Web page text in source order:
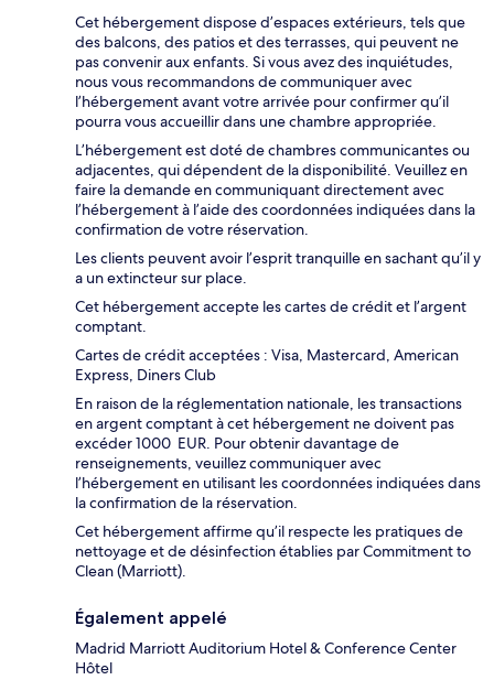
Cet hébergement dispose d’espaces extérieurs, tels que
des balcons, des patios et des terrasses, qui peuvent ne
pas convenir aux enfants. Si vous avez des inquiétudes,
nous vous recommandons de communiquer avec
l’hébergement avant votre arrivée pour confirmer qu’il
pourra vous accueillir dans une chambre appropriée.
L’hébergement est doté de chambres communicantes ou
adjacentes, qui dépendent de la disponibilité. Veuillez en
faire la demande en communiquant directement avec
l’hébergement à l’aide des coordonnées indiquées dans la
confirmation de votre réservation.
Les clients peuvent avoir l’esprit tranquille en sachant qu’il y
a un extincteur sur place.
Cet hébergement accepte les cartes de crédit et l’argent
comptant.
Cartes de crédit acceptées : Visa, Mastercard, American
Express, Diners Club
En raison de la réglementation nationale, les transactions
en argent comptant à cet hébergement ne doivent pas
excéder 1000 EUR. Pour obtenir davantage de
renseignements, veuillez communiquer avec
l’hébergement en utilisant les coordonnées indiquées dans
la confirmation de la réservation.
Cet hébergement affirme qu’il respecte les pratiques de
nettoyage et de désinfection établies par Commitment to
Clean (Marriott).
Également appelé
Madrid Marriott Auditorium Hotel & Conference Center
Hôtel